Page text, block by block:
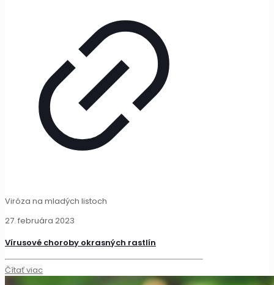
Viróza na mladých listoch
27. februára 2023
Vírusové choroby okrasných rastlín
Čítať viac